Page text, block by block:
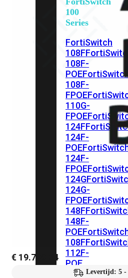
100
Series
FortiSwitch
108F
108F-
POEFortiSwitch
108F-
FPOE
110G-
FPOE
124F
124F-
POE
124F-
FPOE
124G
124G-
FPOE
148F
148F-
POE
108F
112F-
POE
€ 19.799,64
Levertijd: 5 -